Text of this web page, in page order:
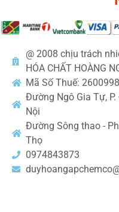
@ 2008 chịu trách
HÓA CHẤT HOÀNG
Mã Số Thuế:
Đường Ngô Gia Tự,
Nội
Đường Sông thao -
Thọ
0974843873